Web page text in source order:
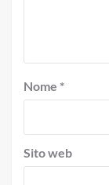
Nome *
Sito web